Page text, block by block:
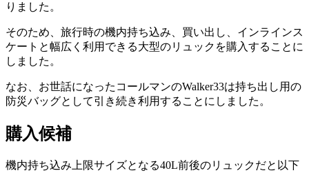
りました。
そのため、旅行時の機内持ち込み、買い出し、インラインス
ケートと幅広く利用できる大型のリュックを購入することに
しました。
なお、お世話になったコールマンのWalker33は持ち出し用の
防災バッグとして引き続き利用することにしました。
購入候補
機内持ち込み上限サイズとなる40L前後のリュックだと以下